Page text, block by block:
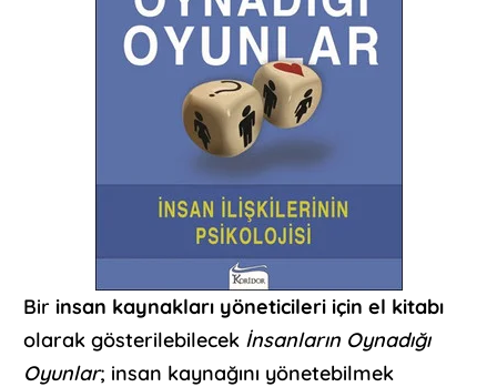
Bir insan kaynakları yöneticileri için el kitabı
olarak gösterilebilecek İnsanların Oynadığı
Oyunlar; insan kaynağını yönetebilmek